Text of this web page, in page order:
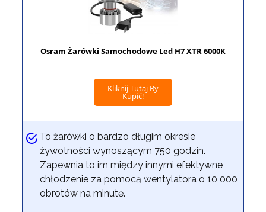
Osram Żarówki Samochodowe Led H7 XTR 6000K
Kliknij Tutaj By
Kupić!
To żarówki o bardzo długim okresie
żywotności wynoszącym 750 godzin.
Zapewnia to im między innymi efektywne
chłodzenie za pomocą wentylatora o 10 000
obrotów na minutę.